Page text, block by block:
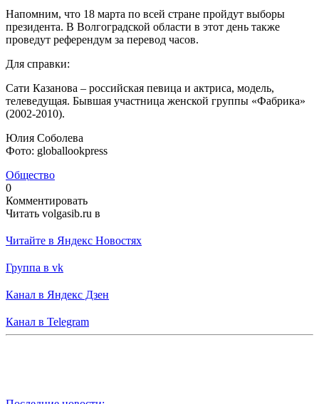
Напомним, что 18 марта по всей стране пройдут выборы
президента. В Волгоградской области в этот день также
проведут референдум за перевод часов.
Для справки:
Сати Казанова – российская певица и актриса, модель,
телеведущая. Бывшая участница женской группы «Фабрика»
(2002-2010).
Юлия Соболева
Фото: globallookpress
Общество
0
Комментировать
Читать volgasib.ru в
Читайте в Яндекс Новостях
Группа в vk
Канал в Яндекс Дзен
Канал в Telegram